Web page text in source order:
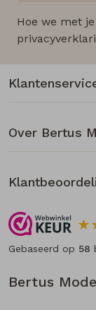
Hoe we met
Bertus Mode
Over Bertus
Gebaseerd op 58